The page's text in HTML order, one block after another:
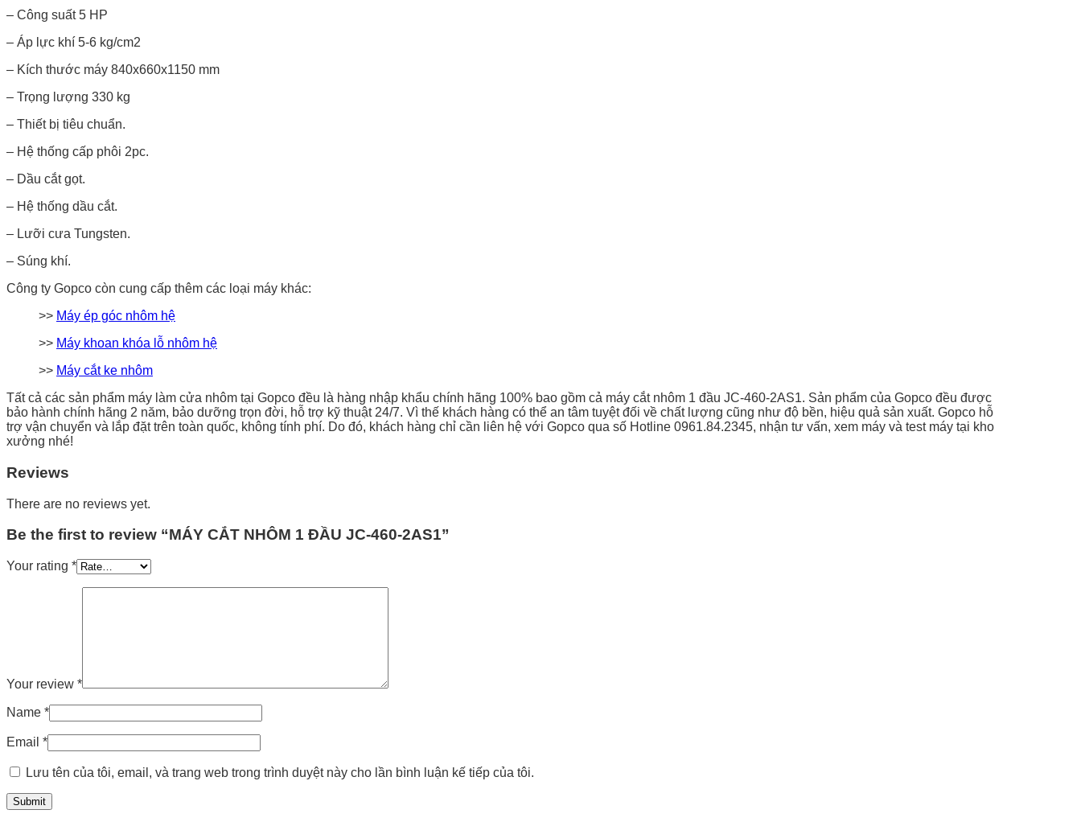
– Công suất 5 HP
– Áp lực khí 5-6 kg/cm2
– Kích thước máy 840x660x1150 mm
– Trọng lượng 330 kg
– Thiết bị tiêu chuẩn.
– Hệ thống cấp phôi 2pc.
– Dầu cắt gọt.
– Hệ thống dầu cắt.
– Lưỡi cưa Tungsten.
– Súng khí.
Công ty Gopco còn cung cấp thêm các loại máy khác:
>> Máy ép góc nhôm hệ
>> Máy khoan khóa lỗ nhôm hệ
>> Máy cắt ke nhôm
Tất cả các sản phẩm máy làm cửa nhôm tại Gopco đều là hàng nhập khẩu chính hãng 100% bao gồm cả máy cắt nhôm 1 đầu JC-460-2AS1. Sản phẩm của Gopco đều được
bảo hành chính hãng 2 năm, bảo dưỡng trọn đời, hỗ trợ kỹ thuật 24/7. Vì thế khách hàng có thể an tâm tuyệt đối về chất lượng cũng như độ bền, hiệu quả sản xuất. Gopco hỗ
trợ vận chuyển và lắp đặt trên toàn quốc, không tính phí. Do đó, khách hàng chỉ cần liên hệ với Gopco qua số Hotline 0961.84.2345, nhận tư vấn, xem máy và test máy tại kho
xưởng nhé!
Reviews
There are no reviews yet.
Be the first to review “MÁY CẮT NHÔM 1 ĐẦU JC-460-2AS1”
Your rating *
Your review *
Name *
Email *
Lưu tên của tôi, email, và trang web trong trình duyệt này cho lần bình luận kế tiếp của tôi.